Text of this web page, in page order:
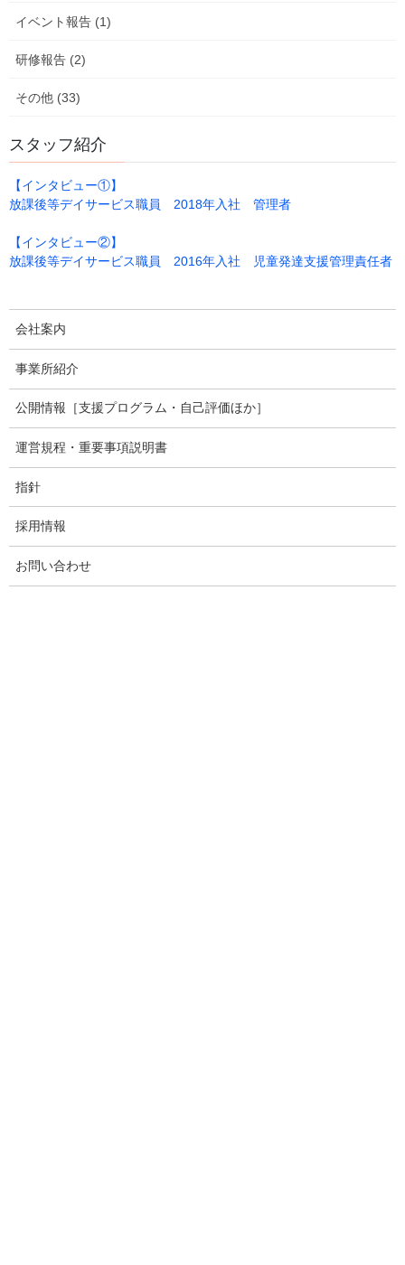
鈴
イベント報告 (1)
研修報告 (2)
その他 (33)
スタッフ紹介
【インタビュー①】
放課後等デイサービス職員 2018年入社 管理者
【インタビュー②】
放課後等デイサービス職員 2016年入社 児童発達支援管理責任者
会社案内
事業所紹介
公開情報［支援プログラム・自己評価ほか］
運営規程・重要事項説明書
指針
採用情報
お問い合わせ